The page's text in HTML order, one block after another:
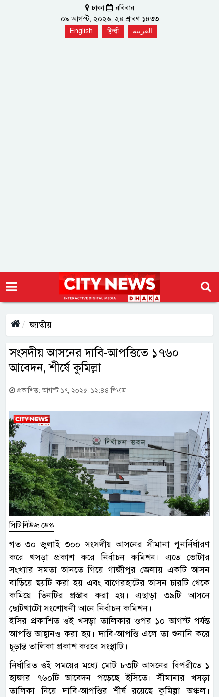
ঢাকা
রবিবার
০৯ আগস্ট, ২০২৬, ২৪ শ্রাবণ ১৪৩৩
English हिन्दी العربية
জাতীয়
সংসদীয় আসনের দাবি-আপত্তিতে ১৭৬০
আবেদন, শীর্ষে কুমিল্লা
প্রকাশিত: আগস্ট ১৭, ২০২৫, ১২:৪৪ পিএম
সিটি নিউজ ডেস্ক
গত ৩০ জুলাই ৩০০ সংসদীয় আসনের সীমানা পুনর্নির্ধারণ
করে খসড়া প্রকাশ করে নির্বাচন কমিশন। এতে ভোটার
সংখ্যার সমতা আনতে গিয়ে গাজীপুর জেলায় একটি আসন
বাড়িয়ে ছয়টি করা হয় এবং বাগেরহাটের আসন চারটি থেকে
কমিয়ে তিনটির প্রস্তাব করা হয়। এছাড়া ৩৯টি আসনে
ছোটখাটো সংশোধনী আনে নির্বাচন কমিশন।
ইসির প্রকাশিত ওই খসড়া তালিকার ওপর ১০ আগস্ট পর্যন্ত
আপত্তি আহ্বানও করা হয়। দাবি-আপত্তি এলে তা শুনানি করে
চূড়ান্ত তালিকা প্রকাশ করবে সংস্থাটি।
নির্ধারিত ওই সময়ের মধ্যে মোট ৮৩টি আসনের বিপরীতে ১
হাজার ৭৬০টি আবেদন পড়েছে ইসিতে। সীমানার খসড়া
তালিকা নিয়ে দাবি-আপত্তির শীর্ষ রয়েছে কুমিল্লা অঞ্চল।